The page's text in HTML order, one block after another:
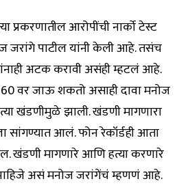
आरोपींची नार्को टेस्ट
जरांगे पाटील यांनी केली आहे. तसंच
अटक करावी असंही म्हटलं आहे.
वर जाऊ शकतो असाही दावा मनोज
खंडणीमुळे झाली. खंडणी मागणारा
आलं. फोन रेकॉर्डही आता
खंडणी मागणारे आणि हत्या करणारे
पाहिजे असं मनोज जरांगेंचं म्हणणं आहे.